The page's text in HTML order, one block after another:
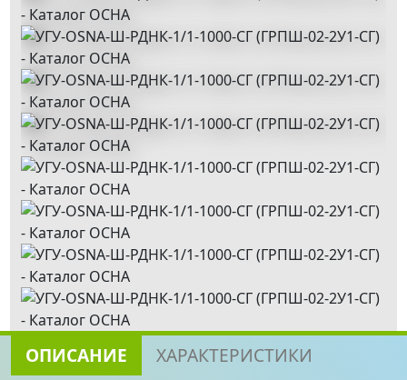
ОПИСАНИЕ
ХАРАКТЕРИСТИКИ